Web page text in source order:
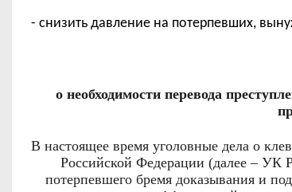
- снизить давление на потерпевших,
о необходимости перевода
В настоящее время уголовные дела о
Российской Федерации (далее – УК
потерпевшего бремя доказывания и